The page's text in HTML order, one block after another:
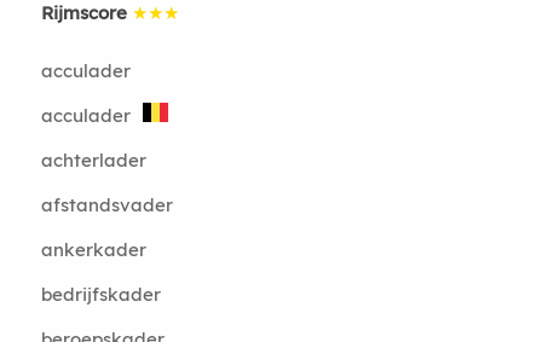
Rijmscore ★★★
acculader
acculader
achterlader
afstandsvader
ankerkader
bedrijfskader